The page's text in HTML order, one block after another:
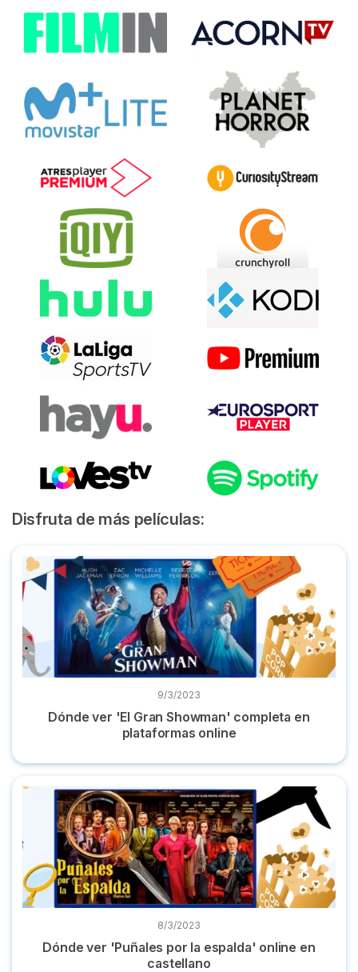
Disfruta de más películas:
Dónde ver 'El Gran Showman' completa en plataformas
9/3/2023
Dónde ver 'El Gran Showman' completa en
plataformas online
Dónde ver 'Puñales por la espalda' online en castellano
8/3/2023
Dónde ver 'Puñales por la espalda' online en
castellano